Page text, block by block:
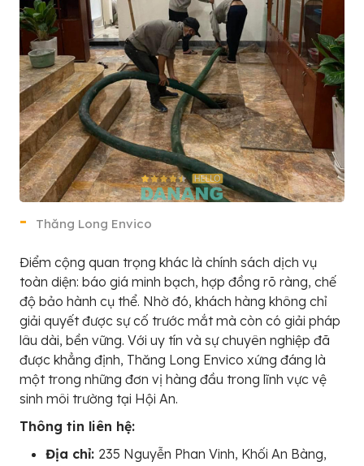
Thăng Long Envico
Điểm cộng quan trọng khác là chính sách dịch vụ
toàn diện: báo giá minh bạch, hợp đồng rõ ràng, chế
độ bảo hành cụ thể. Nhờ đó, khách hàng không chỉ
giải quyết được sự cố trước mắt mà còn có giải pháp
lâu dài, bền vững. Với uy tín và sự chuyên nghiệp đã
được khẳng định, Thăng Long Envico xứng đáng là
một trong những đơn vị hàng đầu trong lĩnh vực vệ
sinh môi trường tại Hội An.
Thông tin liên hệ:
Địa chỉ: 235 Nguyễn Phan Vinh, Khối An Bàng,